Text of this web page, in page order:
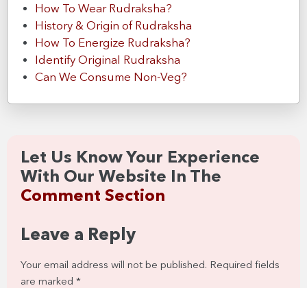
How To Wear Rudraksha?
History & Origin of Rudraksha
How To Energize Rudraksha?
Identify Original Rudraksha
Can We Consume Non-Veg?
Let Us Know Your Experience
With Our Website In The
Comment Section
Leave a Reply
Your email address will not be published. Required fields
are marked *